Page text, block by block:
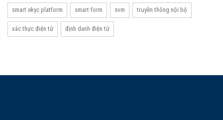
smart ekyc platform smart form svm truyền thông nội bộ
xác thực điện tử định danh điện tử